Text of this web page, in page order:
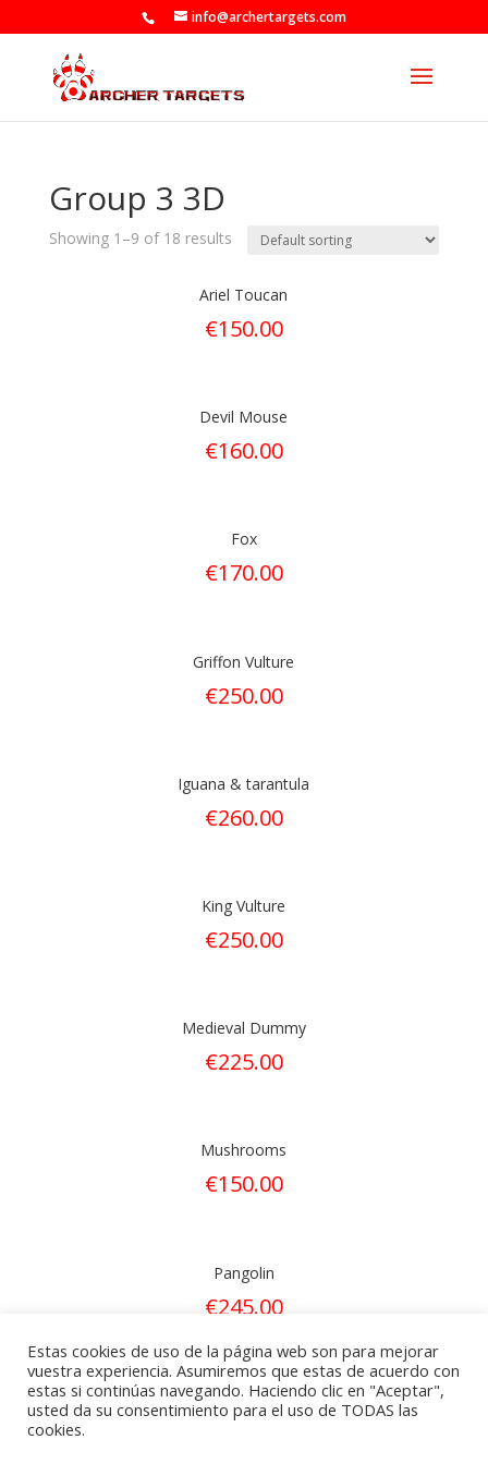
info@archertargets.com
Group 3 3D
Showing 1–9 of 18 results
Ariel Toucan
€150.00
Devil Mouse
€160.00
Fox
€170.00
Griffon Vulture
€250.00
Iguana & tarantula
€260.00
King Vulture
€250.00
Medieval Dummy
€225.00
Mushrooms
€150.00
Pangolin
€245.00
1 2 →
Estas cookies de uso de la página web son para mejorar
vuestra experiencia. Asumiremos que estas de acuerdo con
estas si continúas navegando. Haciendo clic en "Aceptar",
usted da su consentimiento para el uso de TODAS las
cookies.